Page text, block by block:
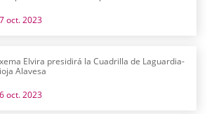
oct. 2023
Elvira presidirá la Cuadrilla de Laguardia-
Alavesa
oct. 2023